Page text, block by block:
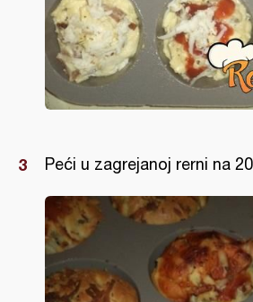
Peći u zagrejanoj rerni na